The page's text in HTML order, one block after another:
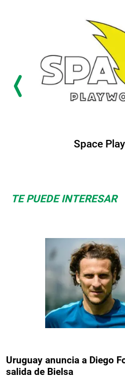
Space
TE PUEDE INTERESAR
Uruguay anuncia a Diego
salida de Bielsa